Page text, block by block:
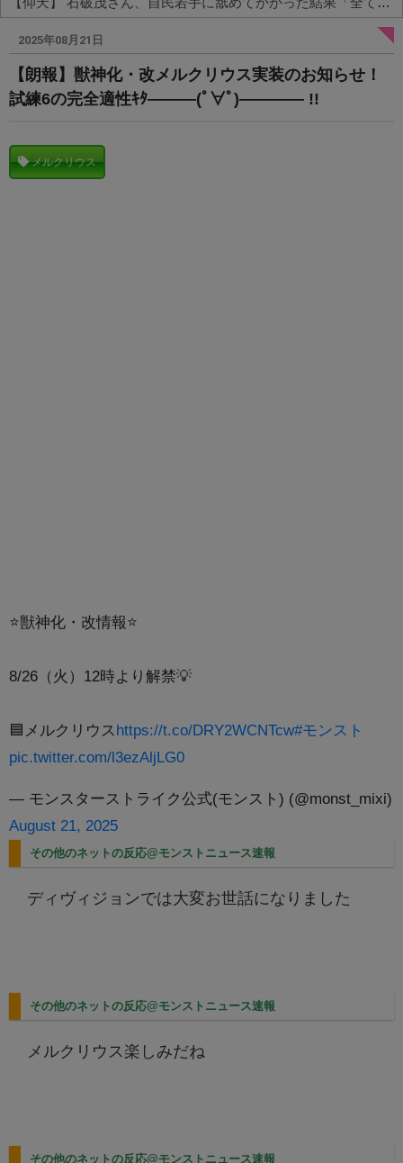
Powered by livedoor 相互RSS
2025年08月21日
【朗報】獣神化・改メルクリウス実装のお知らせ！
試練6の完全適性ｷﾀ―――(ﾟ∀ﾟ)―――― !!
メルクリウス
⭐獣神化・改情報⭐
8/26（火）12時より解禁💡
🟦メルクリウスhttps://t.co/DRY2WCNTcw#モンスト
pic.twitter.com/l3ezAljLG0
— モンスターストライク公式(モンスト) (@monst_mixi)
August 21, 2025
その他のネットの反応@モンストニュース速報
ディヴィジョンでは大変お世話になりました
その他のネットの反応@モンストニュース速報
メルクリウス楽しみだね
その他のネットの反応@モンストニュース速報